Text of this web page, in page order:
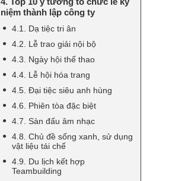
niệm thành lập công ty
4.1. Dạ tiệc tri ân
4.2. Lễ trao giải nội bộ
4.3. Ngày hội thể thao
4.4. Lễ hội hóa trang
4.5. Đại tiệc siêu anh hùng
4.6. Phiên tòa đặc biệt
4.7. Sàn đấu âm nhạc
4.8. Chủ đề sống xanh, sử dụng
vật liệu tái chế
4.9. Du lịch kết hợp
Teambuilding